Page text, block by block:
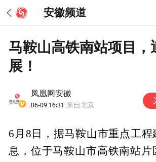
安徽频道
马鞍山高铁南站项目，
展！
凤凰网安徽
06-09 16:31 来自北京
6月8日，据马鞍山市重点工程
息，位于马鞍山市高铁南站片